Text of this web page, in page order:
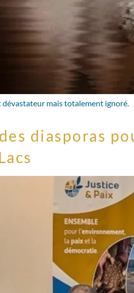
dévastateur mais totalement ignoré.
diasporas